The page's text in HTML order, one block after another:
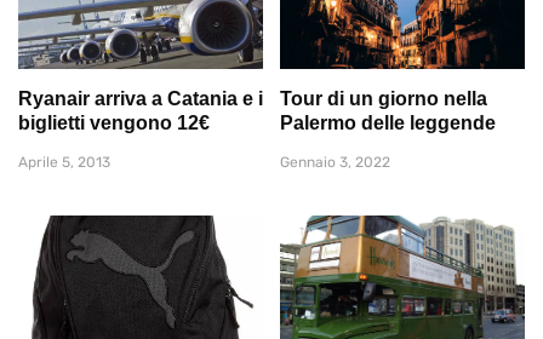
Ryanair arriva a Catania e i
biglietti vengono 12€
Aprile 5, 2013
Tour di un giorno nella
Palermo delle leggende
Gennaio 3, 2022